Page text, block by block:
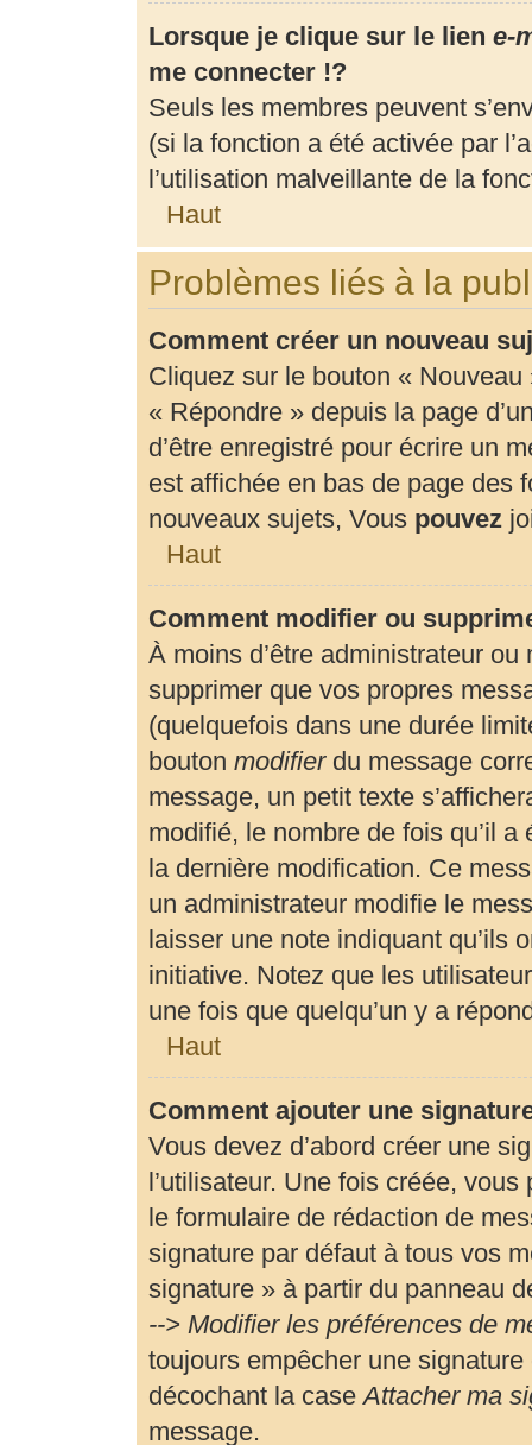
Lorsque je clique sur le lien e-
me connecter !?
Seuls les membres peuvent
(si la fonction a été activée par
l’utilisation malveillante de la
Haut
Problèmes liés à la
Comment créer un nouveau
Cliquez sur le bouton « Nouveau
« Répondre » depuis la page
d’être enregistré pour écrire un
est affichée en bas de page des
nouveaux sujets, Vous pouvez
Haut
Comment modifier ou
À moins d’être administrateur
supprimer que vos propres
(quelquefois dans une durée
bouton modifierdu message
message, un petit texte
modifié, le nombre de fois qu’il
la dernière modification. Ce
un administrateur modifie le
laisser une note indiquant qu’ils
initiative. Notez que les
une fois que quelqu’un y a
Haut
Comment ajouter une
Vous devez d’abord créer une
l’utilisateur. Une fois créée,
le formulaire de rédaction de
signature par défaut à tous vos
signature » à partir du panneau
--> Modifier les préférences de
toujours empêcher une
décochant la caseAttacher ma
message.